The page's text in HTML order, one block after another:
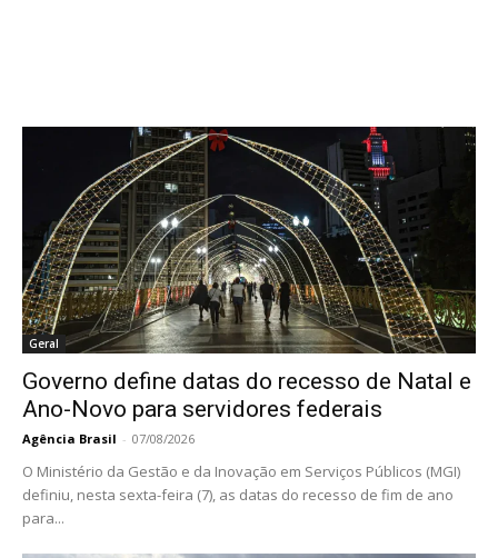
Geral
Governo define datas do recesso de Natal e
Ano-Novo para servidores federais
Agência Brasil - 07/08/2026
O Ministério da Gestão e da Inovação em Serviços Públicos (MGI)
definiu, nesta sexta-feira (7), as datas do recesso de fim de ano
para...